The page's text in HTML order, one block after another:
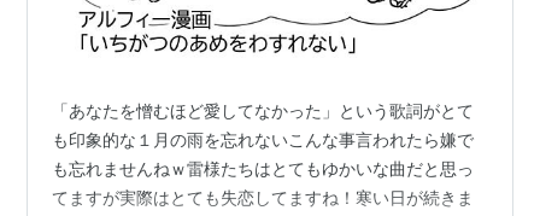
「あなたを憎むほど愛してなかった」という歌詞がとて
も印象的な１月の雨を忘れないこんな事言われたら嫌で
も忘れませんねｗ雷様たちはとてもゆかいな曲だと思っ
てますが実際はとても失恋してますね！寒い日が続きま